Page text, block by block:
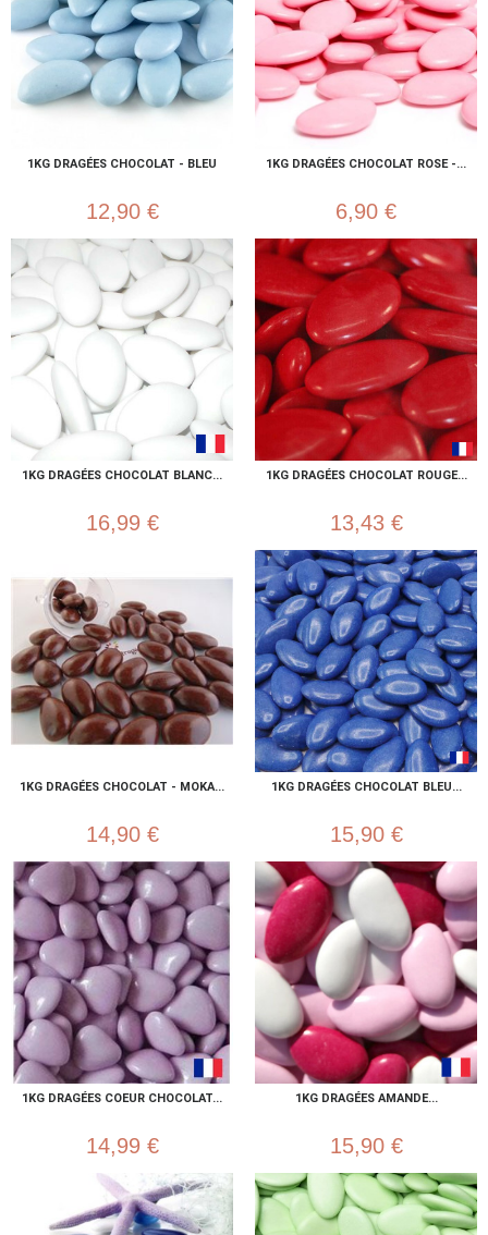
1KG DRAGÉES CHOCOLAT - BLEU
12,90 €
1KG DRAGÉES CHOCOLAT ROSE -...
6,90 €
1KG DRAGÉES CHOCOLAT BLANC...
16,99 €
1KG DRAGÉES CHOCOLAT ROUGE...
13,43 €
1KG DRAGÉES CHOCOLAT - MOKA...
14,90 €
1KG DRAGÉES CHOCOLAT BLEU...
15,90 €
1KG DRAGÉES COEUR CHOCOLAT...
14,99 €
1KG DRAGÉES AMANDE...
15,90 €